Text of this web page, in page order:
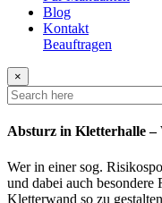
Blog
Kontakt
Beauftragen
×
Absturz in Kletterhalle –
Wer in einer sog.
und dabei auch
Kletterwand so zu